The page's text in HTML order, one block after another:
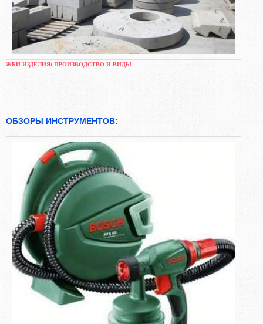
ЖБИ ИЗДЕЛИЯ: ПРОИЗВОДСТВО И ВИДЫ
ОБЗОРЫ ИНСТРУМЕНТОВ: